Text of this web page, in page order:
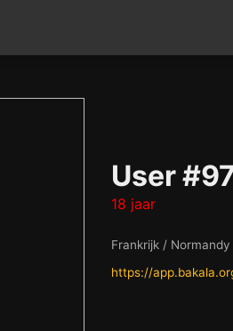
User
18 jaar
Frankrijk /
https://